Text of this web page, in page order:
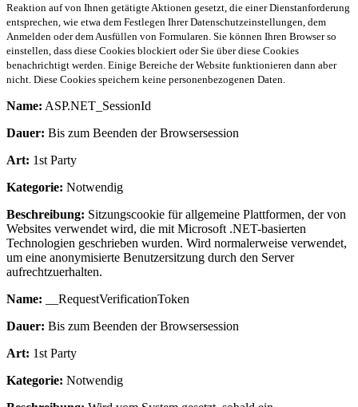
Reaktion auf von Ihnen getätigte Aktionen gesetzt, die einer Dienstanforderung
entsprechen, wie etwa dem Festlegen Ihrer Datenschutzeinstellungen, dem
Anmelden oder dem Ausfüllen von Formularen. Sie können Ihren Browser so
einstellen, dass diese Cookies blockiert oder Sie über diese Cookies
benachrichtigt werden. Einige Bereiche der Website funktionieren dann aber
nicht. Diese Cookies speichern keine personenbezogenen Daten.
Name: ASP.NET_SessionId
Dauer: Bis zum Beenden der Browsersession
Art: 1st Party
Kategorie: Notwendig
Beschreibung: Sitzungscookie für allgemeine Plattformen, der von
Websites verwendet wird, die mit Microsoft .NET-basierten
Technologien geschrieben wurden. Wird normalerweise verwendet,
um eine anonymisierte Benutzersitzung durch den Server
aufrechtzuerhalten.
Name: __RequestVerificationToken
Dauer: Bis zum Beenden der Browsersession
Art: 1st Party
Kategorie: Notwendig